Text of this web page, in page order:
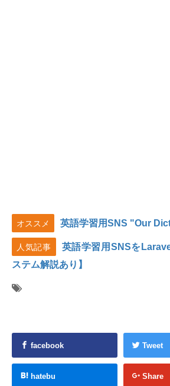
オススメ 英語学習用SNS "Our
人気記事
英語学習用SNSを
ステム解説あり】
facebook Tweet
hatebu Share